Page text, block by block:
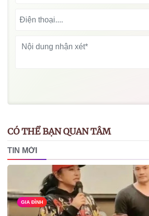
CÓ THỂ BẠN QUAN TÂM
TIN MỚI
GIA ĐÌNH